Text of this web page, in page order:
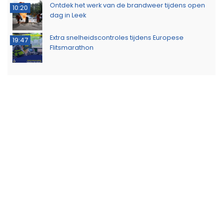
10:20
Ontdek het werk van de brandweer tijdens open
dag in Leek
19:47
Extra snelheidscontroles tijdens Europese
Flitsmarathon